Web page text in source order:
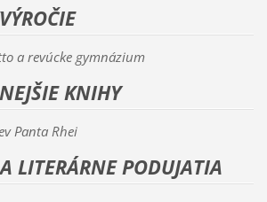
a revúcke gymnázium
KNIHY
Panta Rhei
LITERÁRNE PODUJATIA